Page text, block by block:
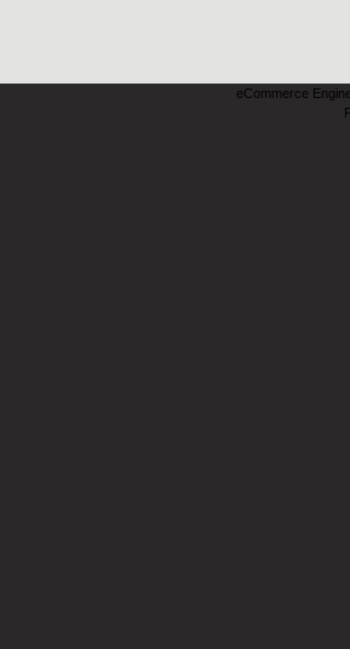
eCommerce